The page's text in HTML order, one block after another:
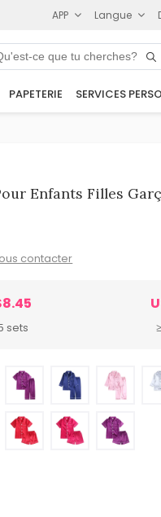
APP Langue
PAPETERIE SERVICES
Enfants Filles
contacter
sets